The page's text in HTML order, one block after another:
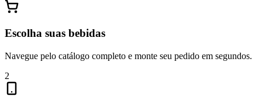
Escolha suas bebidas
Navegue pelo catálogo completo e monte seu pedido em segundos.
2